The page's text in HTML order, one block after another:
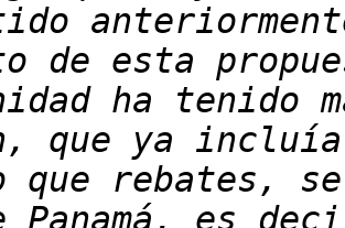
ha tenido
que rebates,